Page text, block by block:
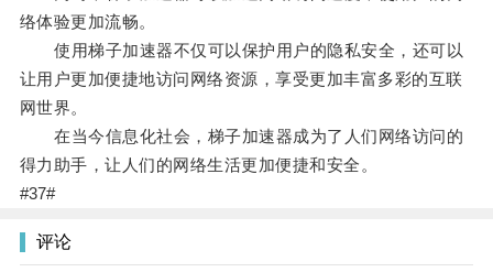
络体验更加流畅。
使用梯子加速器不仅可以保护用户的隐私安全，还可以
让用户更加便捷地访问网络资源，享受更加丰富多彩的互联
网世界。
在当今信息化社会，梯子加速器成为了人们网络访问的
得力助手，让人们的网络生活更加便捷和安全。
#37#
评论